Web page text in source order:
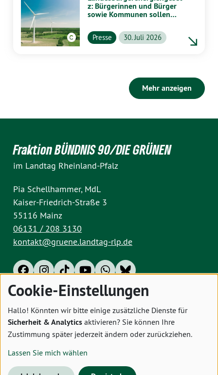
z: Bürgerinnen und Bürger
sowie Kommunen sollen
profitieren
Presse 30. Juli 2026
Mehr anzeigen
Fraktion BÜNDNIS 90/DIE GRÜNEN
im Landtag Rheinland-Pfalz
Pia Schellhammer, MdL
Kaiser-Friedrich-Straße 3
55116 Mainz
06131 / 208 3130
kontakt@gruene.landtag-rlp.de
Impressum Datenschutz Cookies
Cookie-Einstellungen
Hallo! Könnten wir bitte einige zusätzliche Dienste für
Sicherheit & Analytics aktivieren? Sie können Ihre
Zustimmung später jederzeit ändern oder zurückziehen.
Lassen Sie mich wählen